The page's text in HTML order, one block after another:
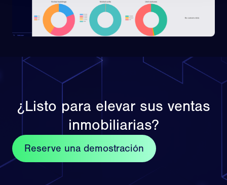
¿Listo para elevar sus ventas
inmobiliarias?
Reserve una demostración